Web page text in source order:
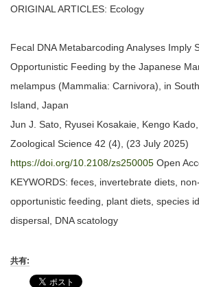
ORIGINAL ARTICLES: Ecology
Fecal DNA Metabarcoding Analyses Imply
Opportunistic Feeding by the Japanese
melampus (Mammalia: Carnivora), in
Island, Japan
Jun J. Sato, Ryusei Kosakaie, Kengo
Zoological Science 42 (4), (23 July 2025)
https://doi.org/10.2108/zs250005 Open
KEYWORDS: feces, invertebrate diets,
opportunistic feeding, plant diets, species
dispersal, DNA scatology
共有: